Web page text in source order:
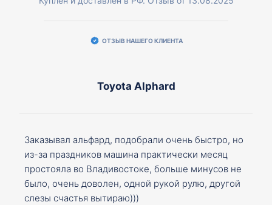
ОТЗЫВ НАШЕГО КЛИЕНТА
Toyota Alphard
Заказывал альфард, подобрали очень быстро, но
из-за праздников машина практически месяц
простояла во Владивостоке, больше минусов не
было, очень доволен, одной рукой рулю, другой
слезы счастья вытираю)))